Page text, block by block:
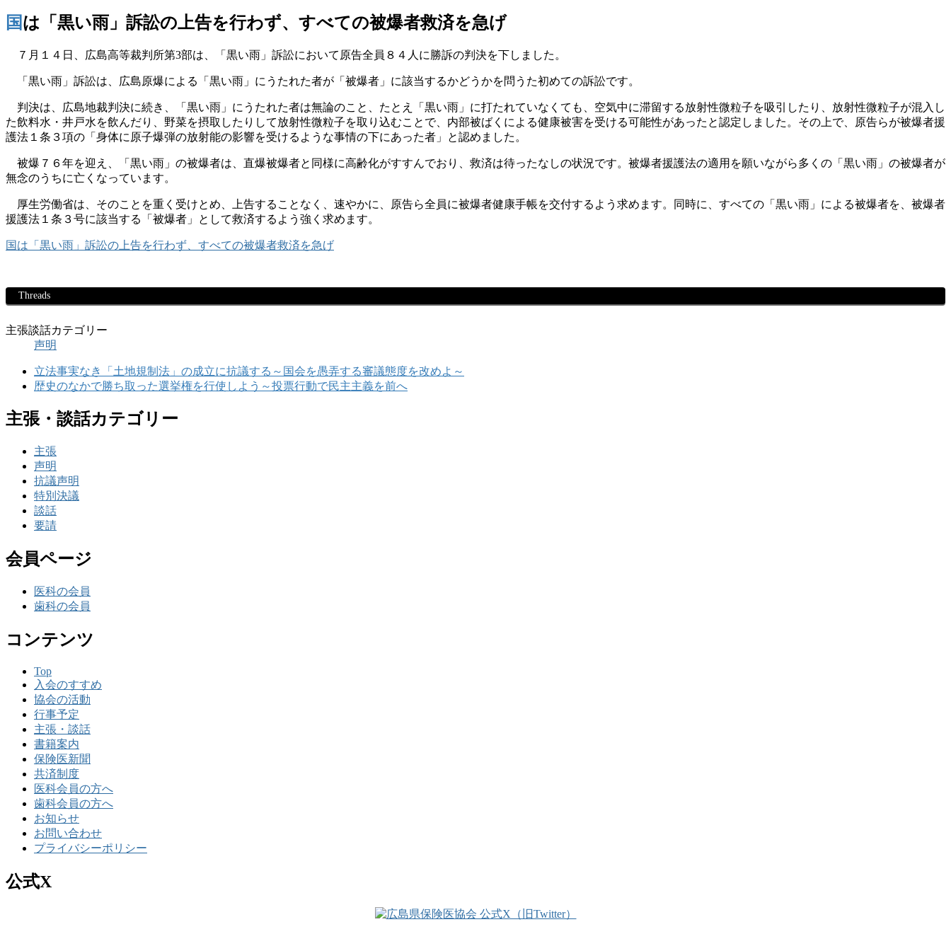
国は「黒い雨」訴訟の上告を行わず、すべての被爆者救済を急げ
７月１４日、広島高等裁判所第3部は、「黒い雨」訴訟において原告全員８４人に勝訴の判決を下しました。
「黒い雨」訴訟は、広島原爆による「黒い雨」にうたれた者が「被爆者」に該当するかどうかを問うた初めての訴訟です。
判決は、広島地裁判決に続き、「黒い雨」にうたれた者は無論のこと、たとえ「黒い雨」に打たれていなくても、空気中に滞留する放射性微粒子を吸引したり、放射性微粒子が混入し
た飲料水・井戸水を飲んだり、野菜を摂取したりして放射性微粒子を取り込むことで、内部被ばくによる健康被害を受ける可能性があったと認定しました。その上で、原告らが被爆者援
護法１条３項の「身体に原子爆弾の放射能の影響を受けるような事情の下にあった者」と認めました。
被爆７６年を迎え、「黒い雨」の被爆者は、直爆被爆者と同様に高齢化がすすんでおり、救済は待ったなしの状況です。被爆者援護法の適用を願いながら多くの「黒い雨」の被爆者が
無念のうちに亡くなっています。
厚生労働省は、そのことを重く受けとめ、上告することなく、速やかに、原告ら全員に被爆者健康手帳を交付するよう求めます。同時に、すべての「黒い雨」による被爆者を、被爆者
援護法１条３号に該当する「被爆者」として救済するよう強く求めます。
国は「黒い雨」訴訟の上告を行わず、すべての被爆者救済を急げ
Threads
主張談話カテゴリー
声明
立法事実なき「土地規制法」の成立に抗議する～国会を愚弄する審議態度を改めよ～
歴史のなかで勝ち取った選挙権を行使しよう～投票行動で民主主義を前へ
主張・談話カテゴリー
主張
声明
抗議声明
特別決議
談話
要請
会員ページ
医科の会員
歯科の会員
コンテンツ
Top
入会のすすめ
協会の活動
行事予定
主張・談話
書籍案内
保険医新聞
共済制度
医科会員の方へ
歯科会員の方へ
お知らせ
お問い合わせ
プライバシーポリシー
公式X